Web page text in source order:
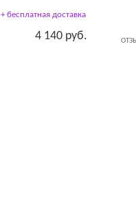
+ бесплатная доставка
4 140 руб.